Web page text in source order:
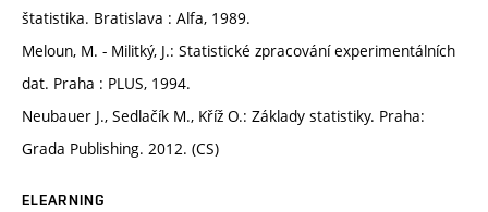
štatistika. Bratislava : Alfa, 1989.
Meloun, M. - Militký, J.: Statistické zpracování experimentálních
dat. Praha : PLUS, 1994.
Neubauer J., Sedlačík M., Kříž O.: Základy statistiky. Praha:
Grada Publishing. 2012. (CS)
ELEARNING